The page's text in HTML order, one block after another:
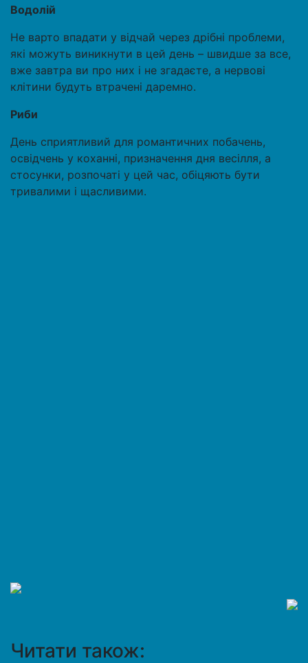
Водолій
Не варто впадати у відчай через дрібні проблеми,
які можуть виникнути в цей день – швидше за все,
вже завтра ви про них і не згадаєте, а нервові
клітини будуть втрачені даремно.
Риби
День сприятливий для романтичних побачень,
освідчень у коханні, призначення дня весілля, а
стосунки, розпочаті у цей час, обіцяють бути
тривалими і щасливими.
Читати також: